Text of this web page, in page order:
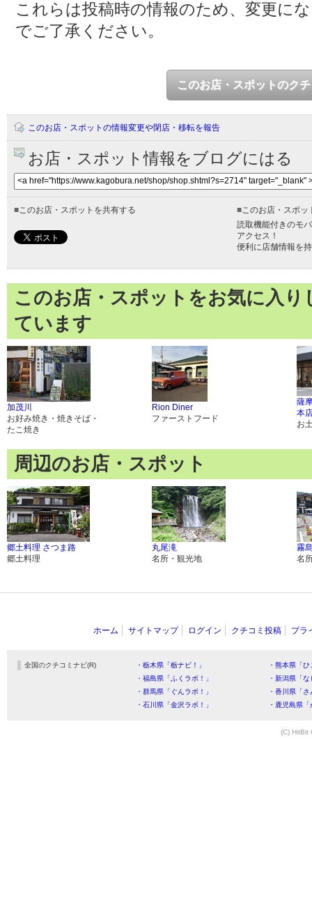
これらは投稿時の情報のため、変更に
でご了承ください。
このお店・スポットのク
このお店・スポットの情報変更や閉店・移転を報告
お店・スポット情報をブログにはる
■ このお店・スポットを共有する ■ このお店・スポ
読取機能付きのモ
アクセス！
便利に店舗情報を
このお店・スポットをお気に入
ています
加茂川
お好み焼き・焼きそば・
たこ焼き
Rion Diner
ファーストフード
薩
本
お
周辺のお店・スポット
郷土料理 さつま路
郷土料理
丸尾滝
名所・観光地
霧
名
ホーム サイトマップ ログイン クチコミ投稿 プラ
全国のクチコミナビ(R) ・栃木県「栃ナビ！」
・熊本県「
・福島県「ふくラボ！」
・新潟県「
・群馬県「ぐんラボ！」
・香川県「
・石川県「金沢ラボ！」
・鹿児島県
(C) HitBit